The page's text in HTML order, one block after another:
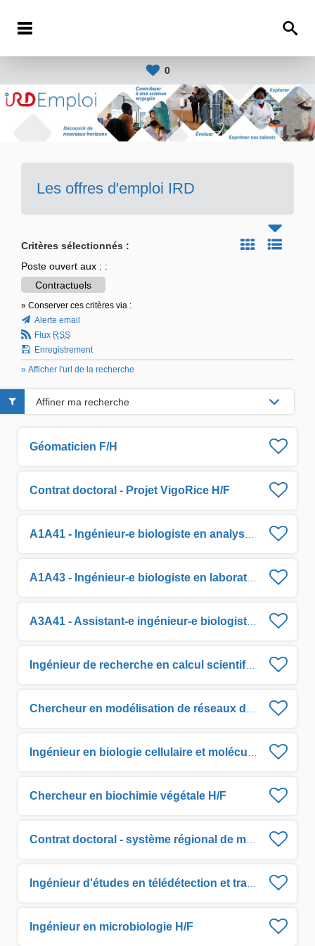
0
Les offres d'emploi IRD
Critères sélectionnés :
Poste ouvert aux : :
Contractuels
» Conserver ces critères via :
Alerte email
Flux RSS
Enregistrement
» Afficher l'url de la recherche
Géomaticien F/H
Contrat doctoral - Projet VigoRice H/F
Ingénieur de recherche en calcul scientifique H/F
Chercheur en biochimie végétale H/F
Ingénieur en microbiologie H/F
Affiner ma recherche